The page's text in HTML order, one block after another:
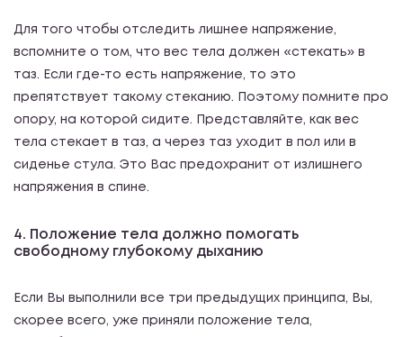
Для того чтобы отследить лишнее напряжение,
вспомните о том, что вес тела должен «стекать» в
таз. Если где-то есть напряжение, то это
препятствует такому стеканию. Поэтому помните про
опору, на которой сидите. Представляйте, как вес
тела стекает в таз, а через таз уходит в пол или в
сиденье стула. Это Вас предохранит от излишнего
напряжения в спине.
4. Положение тела должно помогать
свободному глубокому дыханию
Если Вы выполнили все три предыдущих принципа, Вы,
скорее всего, уже приняли положение тела,